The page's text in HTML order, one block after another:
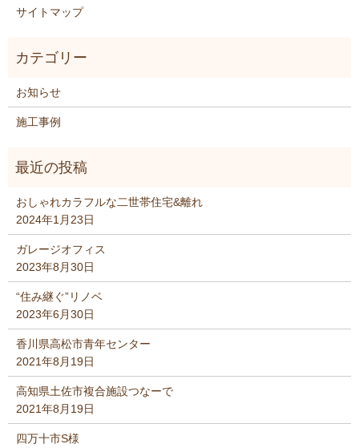
サイトマップ
お知らせ
施工事例
おしゃれカラフルな二世帯住宅&離れ
2024年1月23日
ガレージオフィス
2023年8月30日
“住み継ぐ”リノベ
2023年6月30日
香川県高松市青年センター
2021年8月19日
高知県土佐市複合施設つなーで
2021年8月19日
四万十市S様